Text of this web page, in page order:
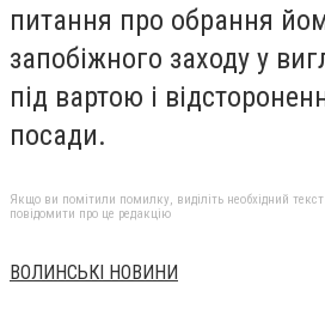
питання про обрання
запобіжного заходу у
під вартою і
посади.
Якщо ви помітили помилку, виділіть необхідний
повідомити про це редакцію
ВОЛИНСЬКІ НОВИНИ